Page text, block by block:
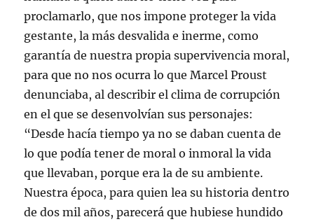
proclamarlo, que nos impone proteger la vida
gestante, la más desvalida e inerme, como
garantía de nuestra propia supervivencia moral,
para que no nos ocurra lo que Marcel Proust
denunciaba, al describir el clima de corrupción
en el que se desenvolvían sus personajes:
“Desde hacía tiempo ya no se daban cuenta de
lo que podía tener de moral o inmoral la vida
que llevaban, porque era la de su ambiente.
Nuestra época, para quien lea su historia dentro
de dos mil años, parecerá que hubiese hundido